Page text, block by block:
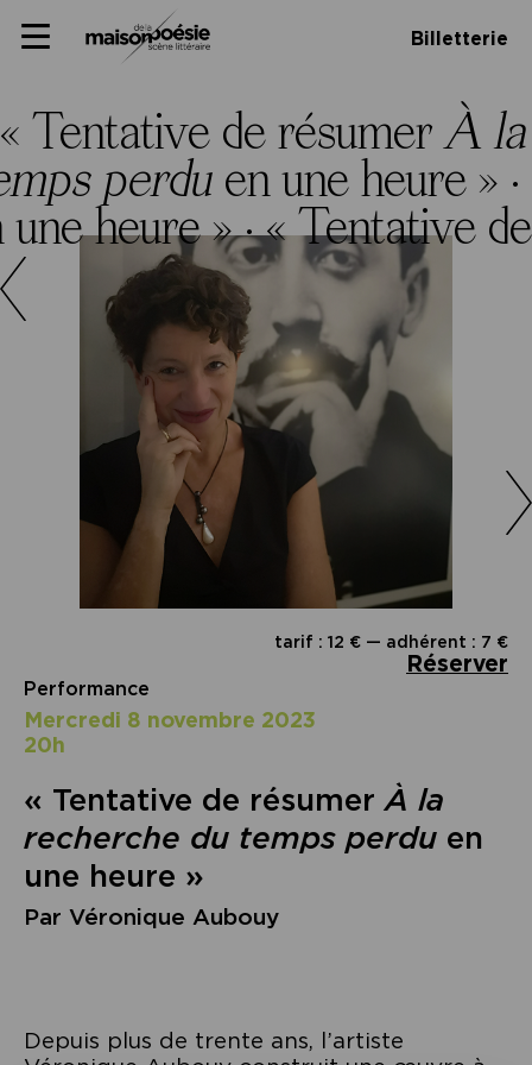
Panneau de gestion des cookies
to
Primary
Billetterie
« Tentative de résumer À
perdu en une heure » ·
heure » ·« Tentative
tarif : 12 € — adhérent : 7 €
Réserver
Performance
mercredi 8 novembre 2023
20h
« Tentative de résumerÀ la
recherche du temps perdu en
une heure »
Par Véronique Aubouy
Depuis plus de trente ans, l’artiste